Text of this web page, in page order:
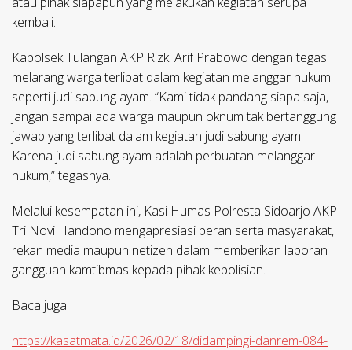
kembali.
Kapolsek Tulangan AKP Rizki Arif Prabowo dengan tegas
melarang warga terlibat dalam kegiatan melanggar hukum
seperti judi sabung ayam. “Kami tidak pandang siapa saja,
jangan sampai ada warga maupun oknum tak bertanggung
jawab yang terlibat dalam kegiatan judi sabung ayam.
Karena judi sabung ayam adalah perbuatan melanggar
hukum,” tegasnya.
Melalui kesempatan ini, Kasi Humas Polresta Sidoarjo AKP
Tri Novi Handono mengapresiasi peran serta masyarakat,
rekan media maupun netizen dalam memberikan laporan
gangguan kamtibmas kepada pihak kepolisian.
Baca juga:
https://kasatmata.id/2026/02/18/didampingi-danrem-084-